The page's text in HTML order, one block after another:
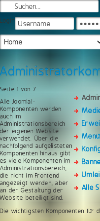
Login
Alle
Seite 1 von 7
Alle Joomla!-
Komponenten werden
auch im
Administrationsbereich
der eigenen Website
verwendet. Über die
nachfolgend aufgelisteten
Komponenten hinaus gibt
es viele Komponenten im
Administrationsbereich,
die nicht im Frontend
angezeigt werden, aber
an der Gestaltung der
Website beteiligt sind.
Die wichtigsten Komponenten für